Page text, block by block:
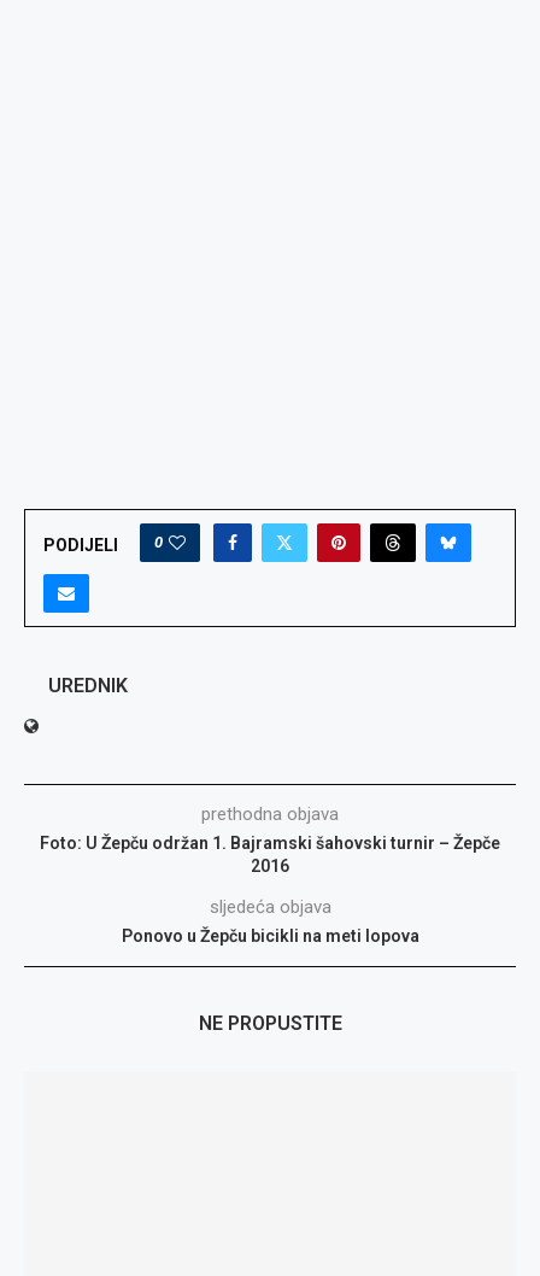
PODIJELI 0
UREDNIK
prethodna objava
Foto: U Žepču održan 1. Bajramski šahovski turnir – Žepče
2016
sljedeća objava
Ponovo u Žepču bicikli na meti lopova
NE PROPUSTITE